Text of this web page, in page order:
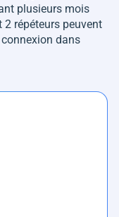
plusieurs mois
2 répéteurs peuvent
dans